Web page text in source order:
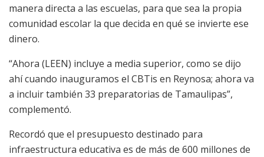
manera directa a las escuelas, para que sea la propia
comunidad escolar la que decida en qué se invierte ese
dinero.
“Ahora (LEEN) incluye a media superior, como se dijo
ahí cuando inauguramos el CBTis en Reynosa; ahora va
a incluir también 33 preparatorias de Tamaulipas”,
complementó.
Recordó que el presupuesto destinado para
infraestructura educativa es de más de 600 millones de